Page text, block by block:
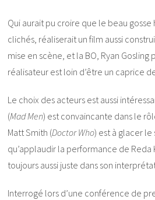
Qui aurait pu croire que le beau
clichés, réaliserait un film aussi
mise en scène, et la BO, Ryan
réalisateur est loin d’être un caprice
Le choix des acteurs est aussi
(Mad Men) est convaincante dans le
Matt Smith (Doctor Who) est à glacer le
qu’applaudir la performance de Reda
toujours aussi juste dans son
Interrogé lors d’une conférence de